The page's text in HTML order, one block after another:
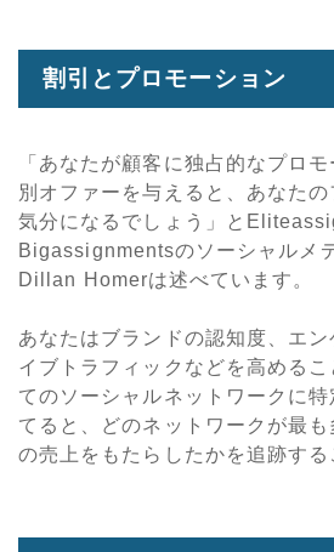
割引とプロモーション
「あなたが顧客に独占的なプロ
別オファーを与えると、あなた
気分になるでしょう」と
Bigassignmentsのソーシャルメ
Dillan Homerは述べています。
あなたはブランドの認知度、エ
イブトラフィックなどを高める
てのソーシャルネットワークに
てると、どのネットワークが最も
の売上をもたらしたかを追跡する